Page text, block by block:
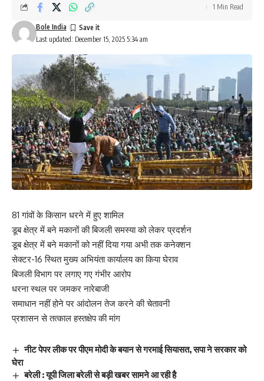
Last updated: December 15, 2025 5:34 am
Bole India
1 Min Read
81 गांवों के किसान धरने में हुए शामिल
डूब क्षेत्र में बने मकानों की बिजली समस्या को लेकर प्रदर्शन
डूब क्षेत्र में बने मकानों को नहीं दिया गया अभी तक कनेक्शन
सेक्टर-16 स्थित मुख्य अभियंता कार्यालय का किया घेराव
बिजली विभाग पर लगाए गए गंभीर आरोप
धरना स्थल पर जमकर नारेबाजी
समाधान नहीं होने पर आंदोलन तेज करने की चेतावनी
प्रशासन से तत्काल हस्तक्षेप की मांग
नीट पेपर लीक पर पीएम मोदी के बयान से गरमाई सियासत, सपा ने सरकार को
घेरा
बरेली : यूपी जिला बरेली से बड़ी खबर सामने आ रही है